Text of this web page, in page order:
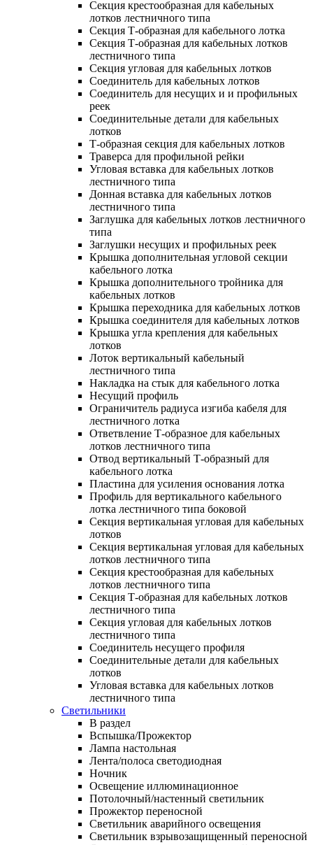
Секция крестообразная для кабельных
лотков лестничного типа
Секция Т-образная для кабельного лотка
Секция Т-образная для кабельных лотков
лестничного типа
Секция угловая для кабельных лотков
Соединитель для кабельных лотков
Соединитель для несущих и и профильных
реек
Соединительные детали для кабельных
лотков
Т-образная секция для кабельных лотков
Траверса для профильной рейки
Угловая вставка для кабельных лотков
лестничного типа
Донная вставка для кабельных лотков
лестничного типа
Заглушка для кабельных лотков лестничного
типа
Заглушки несущих и профильных реек
Крышка дополнительная угловой секции
кабельного лотка
Крышка дополнительного тройника для
кабельных лотков
Крышка переходника для кабельных лотков
Крышка соединителя для кабельных лотков
Крышка угла крепления для кабельных
лотков
Лоток вертикальный кабельный
лестничного типа
Накладка на стык для кабельного лотка
Несущий профиль
Ограничитель радиуса изгиба кабеля для
лестничного лотка
Ответвление Т-образное для кабельных
лотков лестничного типа
Отвод вертикальный Т-образный для
кабельного лотка
Пластина для усиления основания лотка
Профиль для вертикального кабельного
лотка лестничного типа боковой
Секция вертикальная угловая для кабельных
лотков
Секция вертикальная угловая для кабельных
лотков лестничного типа
Секция крестообразная для кабельных
лотков лестничного типа
Секция Т-образная для кабельных лотков
лестничного типа
Секция угловая для кабельных лотков
лестничного типа
Соединитель несущего профиля
Соединительные детали для кабельных
лотков
Угловая вставка для кабельных лотков
лестничного типа
Светильники
В раздел
Вспышка/Прожектор
Лампа настольная
Лента/полоса светодиодная
Ночник
Освещение иллюминационное
Потолочный/настенный светильник
Прожектор переносной
Светильник аварийного освещения
Светильник взрывозащищенный переносной